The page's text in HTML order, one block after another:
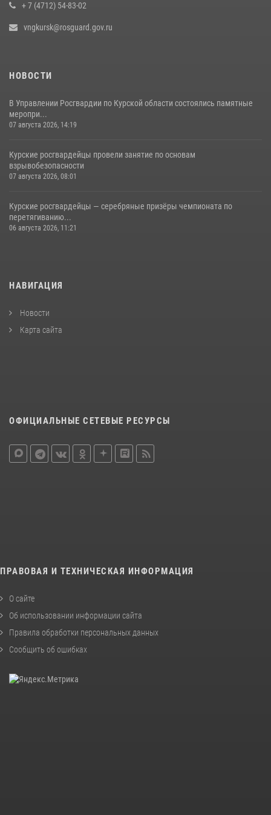
+ 7 (4712) 54-83-02
vngkursk@rosguard.gov.ru
НОВОСТИ
В Управлении Росгвардии по Курской области состоялись памятные
меропри...
07 августа 2026, 14:19
Курские росгвардейцы провели занятие по основам
взрывобезопасности
07 августа 2026, 08:01
Курские росгвардейцы — серебряные призёры чемпионата по
перетягиванию...
06 августа 2026, 11:21
НАВИГАЦИЯ
Новости
Карта сайта
ОФИЦИАЛЬНЫЕ СЕТЕВЫЕ РЕСУРСЫ
ПРАВОВАЯ И ТЕХНИЧЕСКАЯ ИНФОРМАЦИЯ
О сайте
Об использовании информации сайта
Правила обработки персональных данных
Сообщить об ошибках